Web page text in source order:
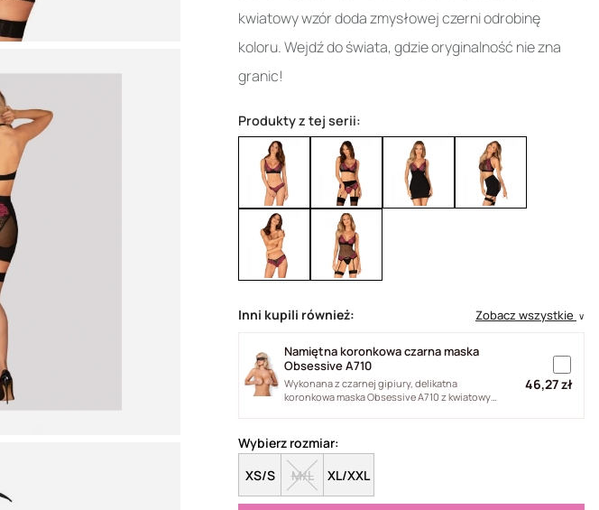
kwiatowy wzór doda zmysłowej czerni odrobinę
koloru. Wejdź do świata, gdzie oryginalność nie zna
granic!
Produkty z tej serii:
Inni kupili również: Zobacz wszystkie ∨
Namiętna koronkowa czarna maska
Obsessive A710
Wykonana z czarnej gipiury, delikatna
koronkowa maska Obsessive A710 z kwiatowym
46,27 zł
Wybierz rozmiar:
XS/S
M/L XL/XXL